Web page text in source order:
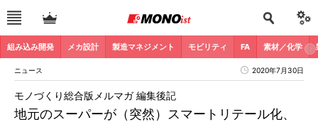
組み込み開発 メカ設計 製造マネジメント モビリティ FA 素材／化学
ニュース 2020年7月30日
地元のスーパーが（突然）スマートリテール化、
モノづくり総合版メルマガ 編集後記